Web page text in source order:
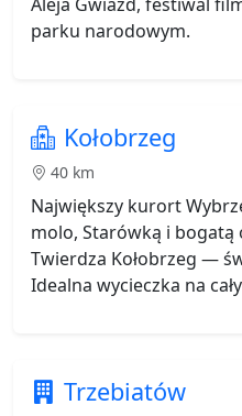
parku narodowym.
Kołobrzeg
40 km
Największy kurort
molo, Starówką i
Twierdza Kołobrzeg —
Idealna wycieczka na
Trzebiatów